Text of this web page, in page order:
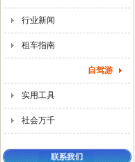
行业新闻
租车指南
自驾游
实用工具
社会万千